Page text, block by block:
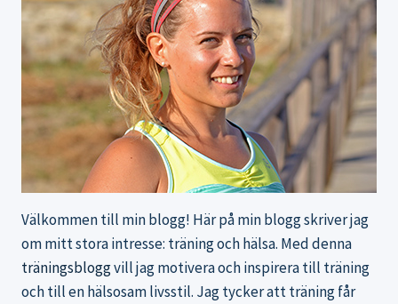
Välkommen till min blogg! Här på min blogg skriver jag
om mitt stora intresse: träning och hälsa. Med denna
träningsbloggvill jag motivera och inspirera till träning
och till en hälsosam livsstil. Jag tycker att träning får